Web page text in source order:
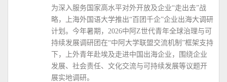
为深入服务国家高水平对外开放及企业“走出去”战
略，上海外国语大学推出“百团千企”企业出海大调研
计划。今年暑期，2026中阿Z世代青年全球治理与可
持续发展调研团在“中阿大学联盟交流机制”框架支持
下，上外青年赴埃及走进中国出海企业，围绕企业
发展、社会责任、文化交流与可持续发展等议题开
展实地调研。